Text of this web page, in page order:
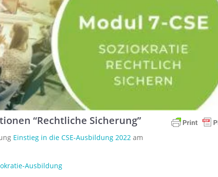
“Rechtliche Sicherung”
Einstieg in die CSE-Ausbildung 2022 am
Ausbildung